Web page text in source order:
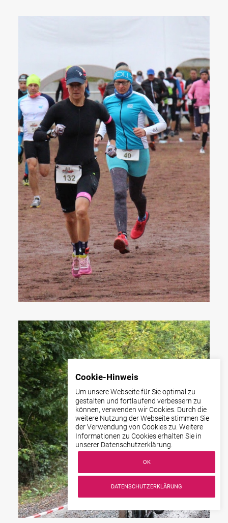
Cookie-Hinweis
Um unsere Webseite für Sie optimal zu
gestalten und fortlaufend verbessern zu
können, verwenden wir Cookies. Durch die
weitere Nutzung der Webseite stimmen Sie
der Verwendung von Cookies zu. Weitere
Informationen zu Cookies erhalten Sie in
unserer Datenschutzerklärung.
OK
DATENSCHUTZERKLÄRUNG